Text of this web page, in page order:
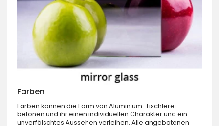
Farben
Farben können die Form von Aluminium-Tischlerei
betonen und ihr einen individuellen Charakter und ein
unverfälschtes Aussehen verleihen. Alle angebotenen